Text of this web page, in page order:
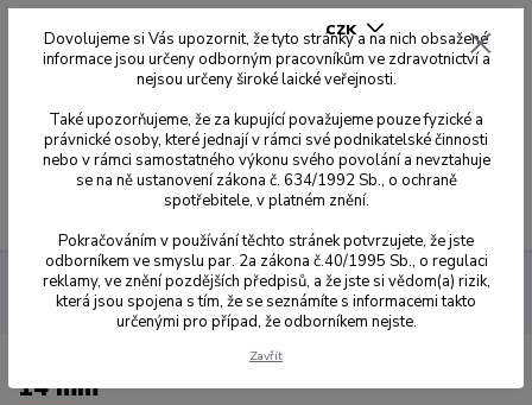
CZK
0,00 Kč
Sagemax zirkonové disky NexxZr T
Z-95 Ø 95 mm se
zářezy
14 mm
14 mm
Dovolujeme si Vás upozornit, že tyto stránky a na nich obsažené
informace jsou určeny odborným pracovníkům ve zdravotnictví a
nejsou určeny široké laické veřejnosti.
Také upozorňujeme, že za kupující považujeme pouze fyzické a
právnické osoby, které jednají v rámci své podnikatelské činnosti
nebo v rámci samostatného výkonu svého povolání a nevztahuje
se na ně ustanovení zákona č. 634/1992 Sb., o ochraně
spotřebitele, v platném znění.
Pokračováním v používání těchto stránek potvrzujete, že jste
odborníkem ve smyslu par. 2a zákona č.40/1995 Sb., o regulaci
reklamy, ve znění pozdějších předpisů, a že jste si vědom(a) rizik,
která jsou spojena s tím, že se seznámíte s informacemi takto
určenými pro případ, že odborníkem nejste.
Zavřít